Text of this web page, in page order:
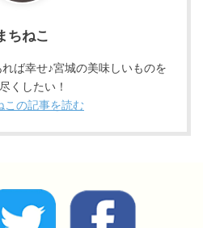
ちねこ
ば幸せ♪宮城の美味しいものを
くしたい！
この記事を読む